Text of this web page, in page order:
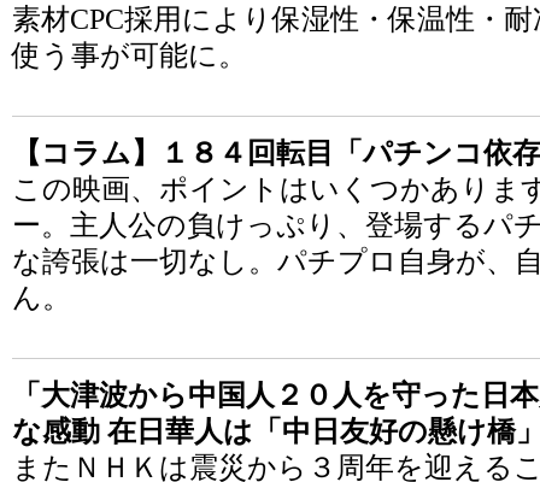
素材CPC採用により保湿性・保温性・
使う事が可能に。
【コラム】１８４回転目「パチンコ依
この映画、ポイントはいくつかありま
ー。主人公の負けっぷり、登場するパ
な誇張は一切なし。パチプロ自身が、
ん。
「大津波から中国人２０人を守った日
な感動 在日華人は「中日友好の懸け橋
またＮＨＫは震災から３周年を迎える